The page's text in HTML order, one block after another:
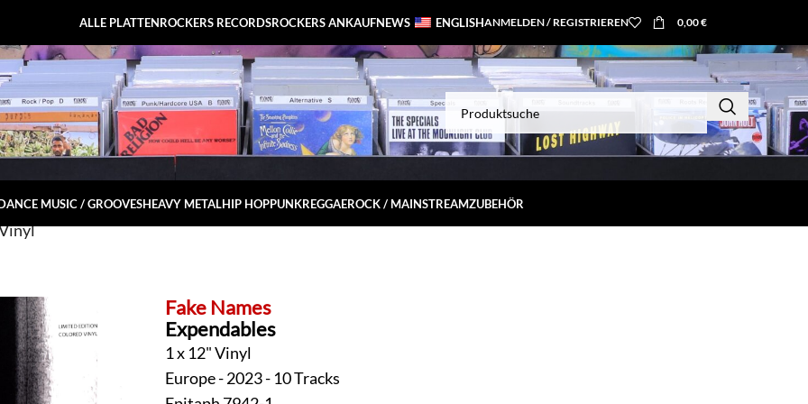
ALLE PLATTENROCKERS RECORDSROCKERS ANKAUFNEWS ENGLISHANMELDEN / REGISTRIEREN 0,00€
MUSIC / GROOVESHEAVY METALHIP HOPPUNKREGGAEROCK / MAINSTREAMZUBEHÖR
Fake Names
Expendables
1 x 12" Vinyl
Europe - 2023 - 10 Tracks